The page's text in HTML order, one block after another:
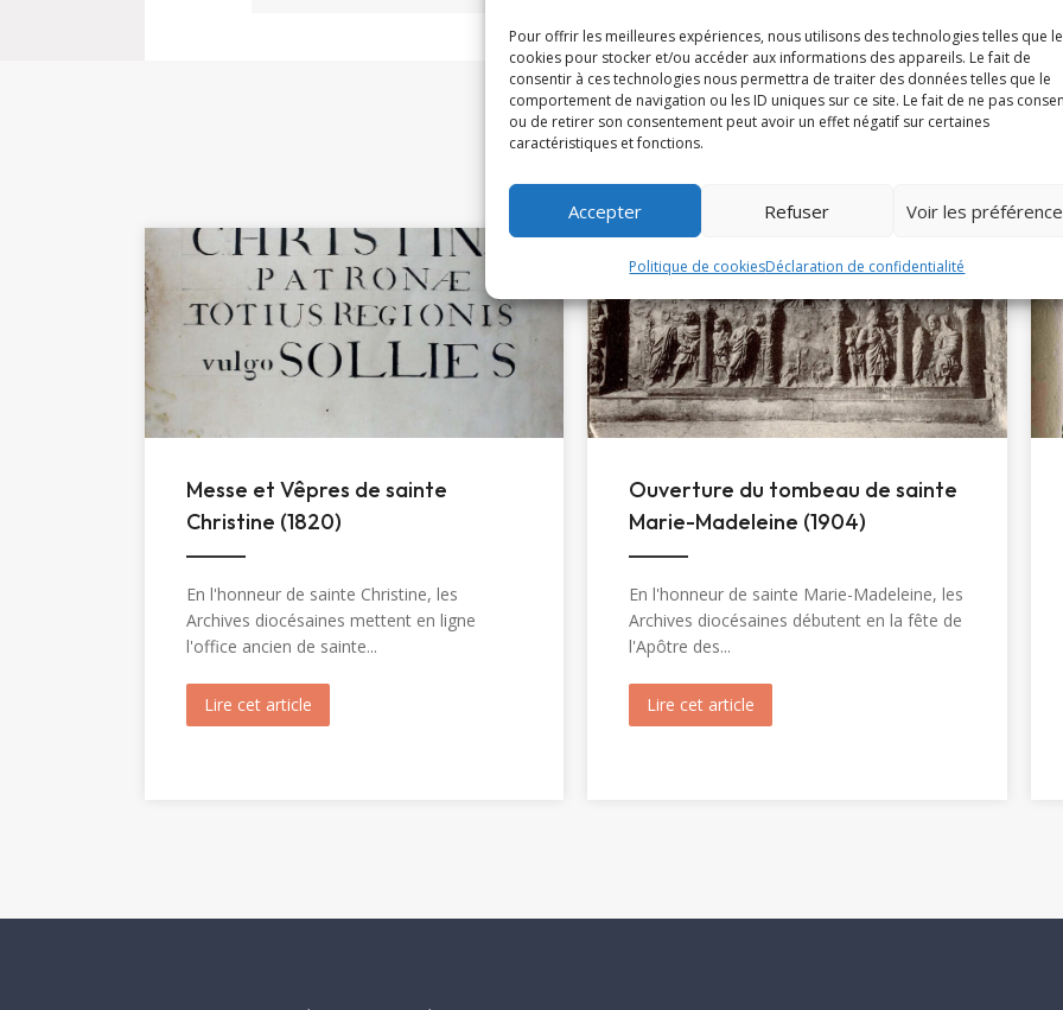
Pour offrir les meilleures expériences, nous utilisons des technologies telles que
cookies pour stocker et/ou accéder aux informations des appareils. Le fait de
consentir à ces technologies nous permettra de traiter des données telles que le
comportement de navigation ou les ID uniques sur ce site. Le fait de ne pas
ou de retirer son consentement peut avoir un effet négatif sur certaines
caractéristiques et fonctions.
Accepter Refuser Voir les
Politique de cookiesDéclaration de confidentialité
Messe et Vêpres de sainte
Christine (1820)
En l'honneur de sainte Christine, les
Archives diocésaines mettent en ligne
l'office ancien de sainte...
Lire cet article about Messe et Vêpres de sainte Christine (1820)
Ouverture du tombeau de sainte
Marie-Madeleine (1904)
En l'honneur de sainte Marie-Madeleine, les
Archives diocésaines débutent en la fête de
l'Apôtre des...
Lire cet article